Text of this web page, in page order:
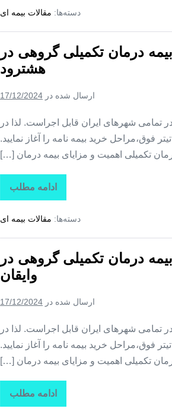
بیمه
درمان
+
بیمه
درمان
تکمیلی
در
دسته‌ها: مقالات بیمه ای
درمان تکمیلی گروهی در
هشترود
ارسال شده در 17/12/2024
در تمامی شهرهای ایران قابل اجراست. لذا در
فوق،مراحل خرید بیمه نامه را آغاز نمایید.
تکمیلی اهمیت و مزایای بیمه درمان […]
ادامه مطلب
تاراز
بیمه
بیمه
درمان
+
بیمه
درمان
تکمیلی
در
دسته‌ها: مقالات بیمه ای
درمان تکمیلی گروهی در
وایقان
ارسال شده در 17/12/2024
در تمامی شهرهای ایران قابل اجراست. لذا در
فوق،مراحل خرید بیمه نامه را آغاز نمایید.
تکمیلی اهمیت و مزایای بیمه درمان […]
ادامه مطلب
تاراز
بیمه